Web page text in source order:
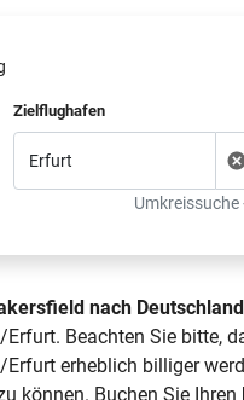
Zielflughafen
Umkreissuche
nach
Beachten Sie bitte,
erheblich billiger
können. Buchen Sie Ihren